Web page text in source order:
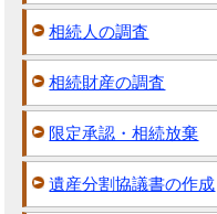
相続人の調査
相続財産の調査
限定承認・相続放棄
遺産分割協議書の作成